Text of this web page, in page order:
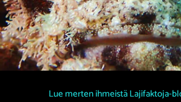
Lue merten ihmeistä Lajifaktoja-